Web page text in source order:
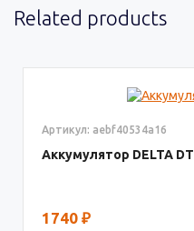
Related products
Артикул: aebf40534a16
Аккумулятор DELTA DT
1740 ₽